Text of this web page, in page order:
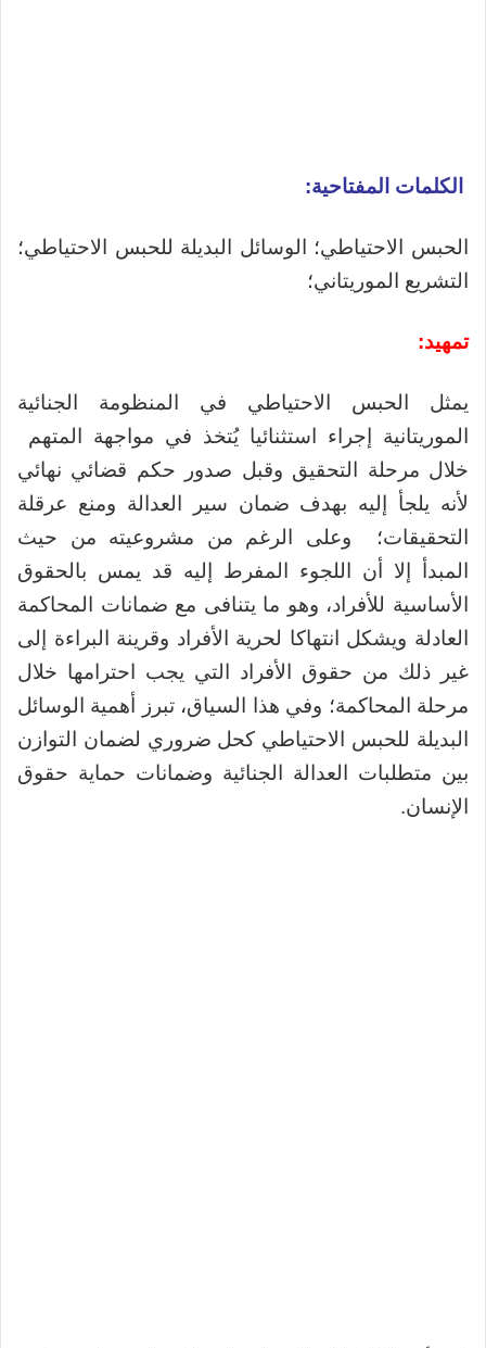
الكلمات المفتاحية:
الحبس الاحتياطي؛ الوسائل البديلة للحبس الاحتياطي؛
التشريع الموريتاني؛
تمهيد:
يمثل الحبس الاحتياطي في المنظومة الجنائية
الموريتانية إجراء استثنائيا يُتخذ في مواجهة المتهم
خلال مرحلة التحقيق وقبل صدور حكم قضائي نهائي
لأنه يلجأ إليه بهدف ضمان سير العدالة ومنع عرقلة
التحقيقات؛ وعلى الرغم من مشروعيته من حيث
المبدأ إلا أن اللجوء المفرط إليه قد يمس بالحقوق
الأساسية للأفراد، وهو ما يتنافى مع ضمانات المحاكمة
العادلة ويشكل انتهاكا لحرية الأفراد وقرينة البراءة إلى
غير ذلك من حقوق الأفراد التي يجب احترامها خلال
مرحلة المحاكمة؛ وفي هذا السياق، تبرز أهمية الوسائل
البديلة للحبس الاحتياطي كحل ضروري لضمان التوازن
بين متطلبات العدالة الجنائية وضمانات حماية حقوق
الإنسان.